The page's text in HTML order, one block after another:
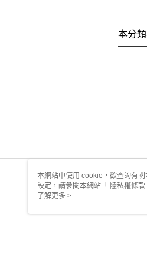
本分
本網站中使用 cookie，欲查詢有
設定，請參閱本網站「 隱私權條款
使用 cookie。
了解更多 >